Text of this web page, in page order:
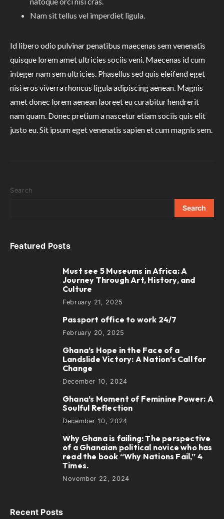
Nam sit tellus vel imperdiet ligula.
Id libero odio pulvinar penatibus maecenas sem venenatis
quisque lorem amet ultricies sociis veni. Maecenas id cum
integer nam sem ultricies. Phasellus sed quis eleifend eget
nisi eros viverra rhoncus ligula adipiscing aenean. Magnis
amet donec lorem aenean laoreet eu curabitur hendrerit
nam quam. Donec pretium a nascetur etiam sociis quis elit
justo eu. Sit ipsum eget venenatis sapien et cum magnis sem.
Search
Search
Featured Posts
Must see 5 Museums in Africa: A
Journey Through Art, History, and
Culture
February 21, 2025
Passport office to work 24/7
February 20, 2025
Ghana’s Hope in the Face of a
Landslide Victory: A Nation’s Call for
Change
December 10, 2024
Ghana’s Moment of Feminine Power: A
Soulful Reflection
December 10, 2024
Why Ghana is failing: The perspective
of a Ghanaian political novice who has
read the book “Why Nations Fail,” 4
Times.
November 22, 2024
Recent Posts